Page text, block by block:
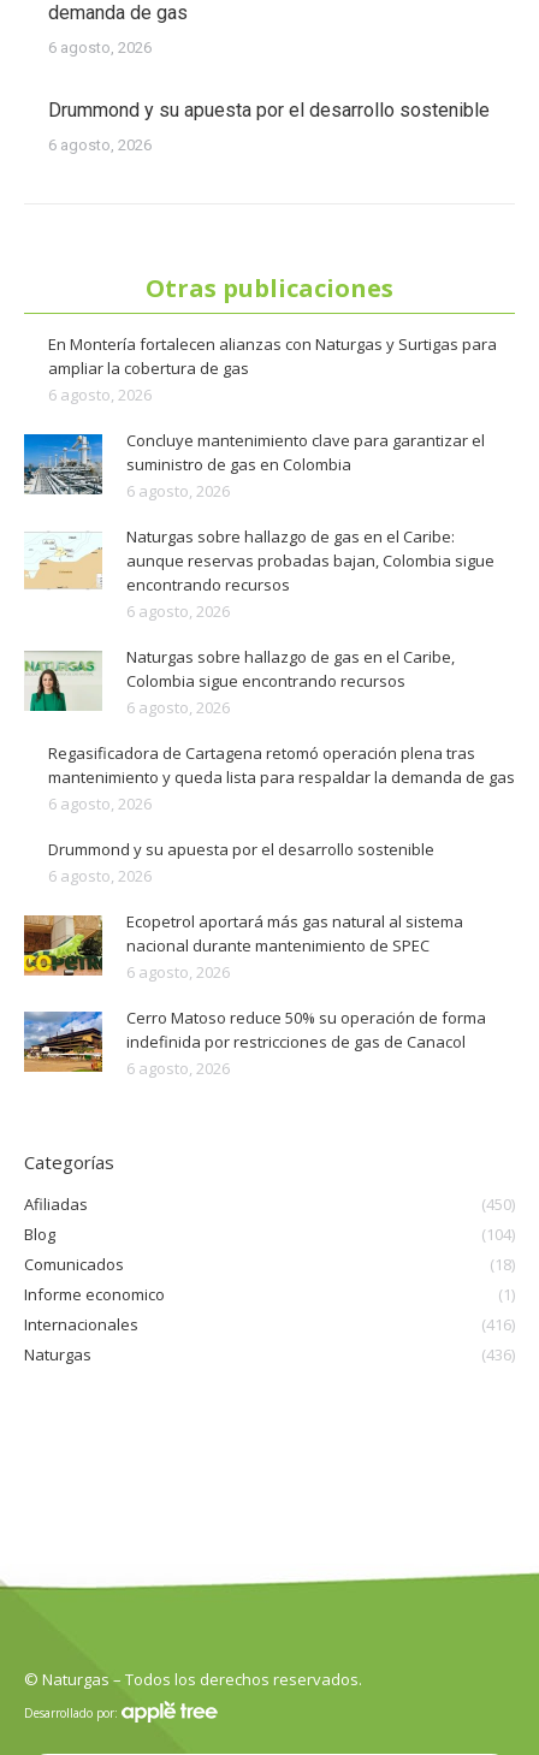
demanda de gas
6 agosto, 2026
Drummond y su apuesta por el desarrollo sostenible
6 agosto, 2026
Otras publicaciones
En Montería fortalecen alianzas con Naturgas y Surtigas para
ampliar la cobertura de gas
6 agosto, 2026
Concluye mantenimiento clave para garantizar el
suministro de gas en Colombia
6 agosto, 2026
Naturgas sobre hallazgo de gas en el Caribe:
aunque reservas probadas bajan, Colombia sigue
encontrando recursos
6 agosto, 2026
Naturgas sobre hallazgo de gas en el Caribe,
Colombia sigue encontrando recursos
6 agosto, 2026
Regasificadora de Cartagena retomó operación plena tras
mantenimiento y queda lista para respaldar la demanda de gas
6 agosto, 2026
Drummond y su apuesta por el desarrollo sostenible
6 agosto, 2026
Ecopetrol aportará más gas natural al sistema
nacional durante mantenimiento de SPEC
6 agosto, 2026
Cerro Matoso reduce 50% su operación de forma
indefinida por restricciones de gas de Canacol
6 agosto, 2026
Categorías
Afiliadas
(450)
Blog
(104)
Comunicados
(18)
Informe economico
(1)
Internacionales
(416)
Naturgas
(436)
© Naturgas – Todos los derechos reservados.
Desarrollado por: